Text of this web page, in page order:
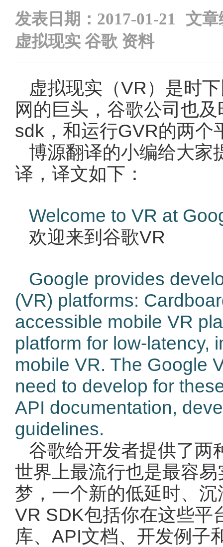
发表日期：2017-01-21
文章
虚拟现实 谷歌 资料
虚拟现实（VR）是时
网的巨头，谷歌公司也
sdk，和运行GVR的两
博源翻译的小编给大家
译，译文如下：
Welcome to VR at
欢迎来到谷歌VR
Google provides
(VR) platforms:
accessible mobile VR
platform for low-latency,
mobile VR. The Google
need to develop for
API documentation,
guidelines.
谷歌给开发者提供了两
世界上最流行也是最容
梦，一个新的低延时、
VR SDK包括你在这些平
库、API文档、开发例子